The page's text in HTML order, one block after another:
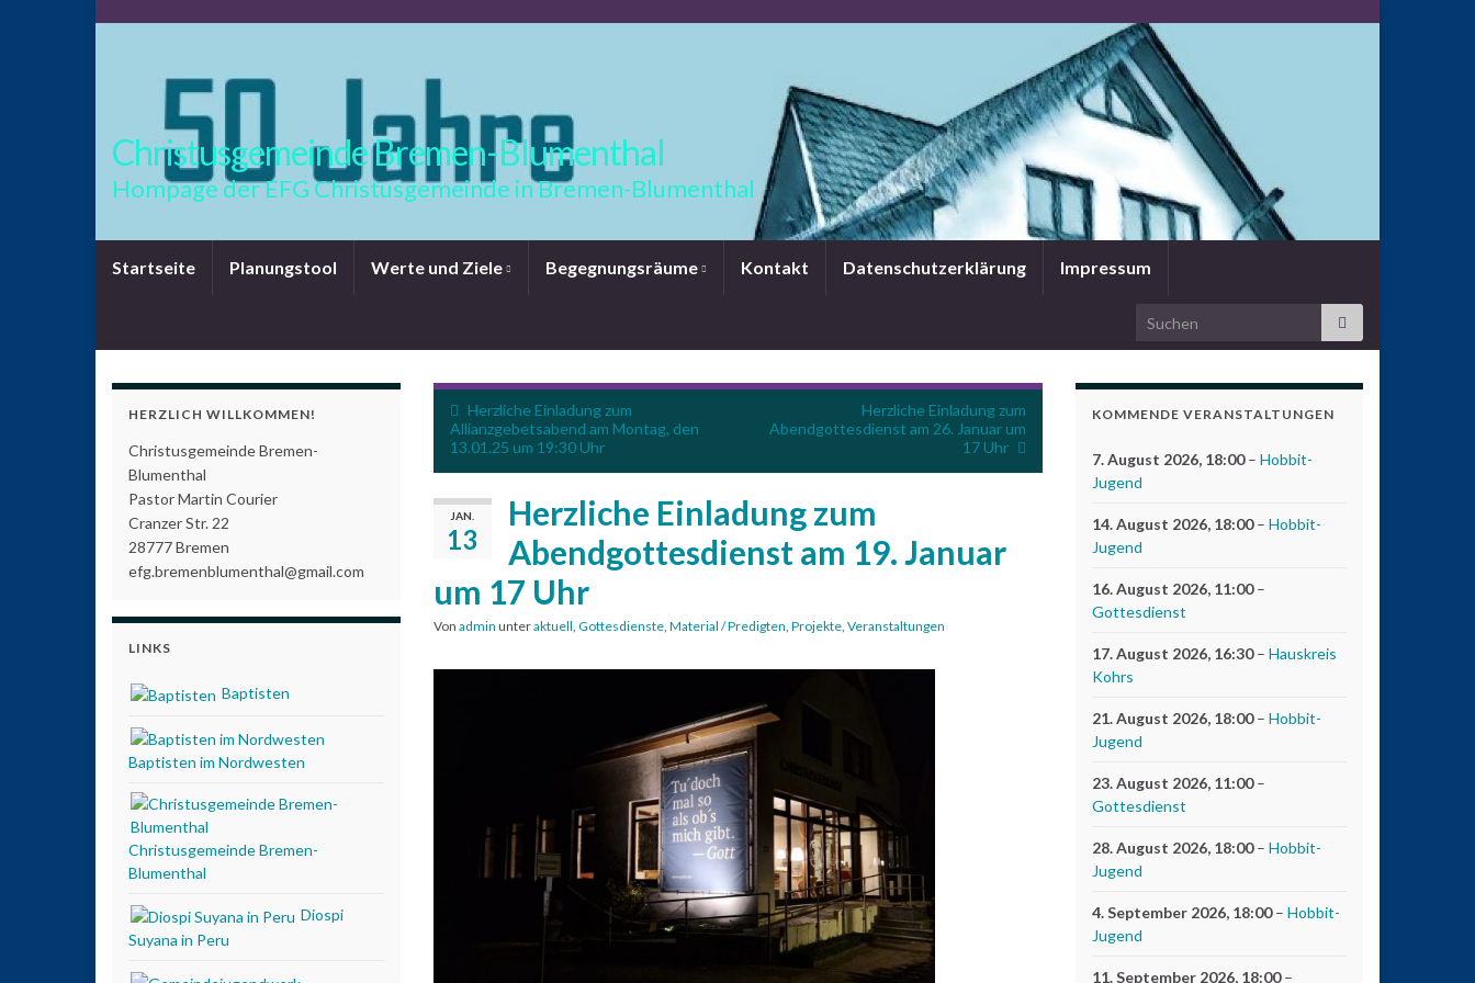
Christusgemeinde Bremen-Blumenthal
Hompage der EFG Christusgemeinde in Bremen-Blumenthal
Startseite Planungstool Werte und Ziele Begegnungsräume Kontakt Datenschutzerklärung Impressum
Search for:
Herzliche Einladung zum
Allianzgebetsabend am Montag, den
13.01.25 um 19:30 Uhr
Herzliche Einladung zum
Abendgottesdienst am 26. Januar um
17 Uhr
JAN.
13
Herzliche Einladung zum
Abendgottesdienst am 19. Januar
um 17 Uhr
Von admin unteraktuell, Gottesdienste, Material / Predigten, Projekte, Veranstaltungen
HERZLICH WILLKOMMEN!
Christusgemeinde Bremen-
Blumenthal
Pastor Martin Courier
Cranzer Str. 22
28777 Bremen
efg.bremenblumenthal@gmail.com
LINKS
Baptisten
Baptisten im Nordwesten
Christusgemeinde Bremen-
Blumenthal
Diospi
Suyana in Peru
KOMMENDE VERANSTALTUNGEN
7. August 2026, 18:00– Hobbit-
Jugend
14. August 2026, 18:00– Hobbit-
Jugend
16. August 2026, 11:00–
Gottesdienst
17. August 2026, 16:30– Hauskreis
Kohrs
21. August 2026, 18:00– Hobbit-
Jugend
23. August 2026, 11:00–
Gottesdienst
28. August 2026, 18:00– Hobbit-
Jugend
4. September 2026, 18:00– Hobbit-
Jugend
11. September 2026, 18:00–